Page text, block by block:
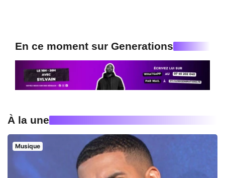
En ce moment sur Generations
À la une
Musique